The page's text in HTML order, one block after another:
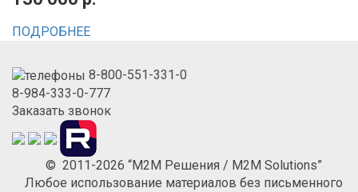
ПОДРОБНЕЕ
8-800-551-331-0
8-984-333-0-777
Заказать звонок
© 2011-2026 “М2М Решения / M2M Solutions”
Любое использование материалов без письменного